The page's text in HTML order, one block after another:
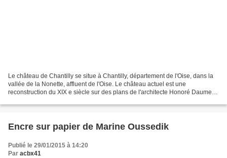
Le château de Chantilly se situe à Chantilly, département de l'Oise, dans la
vallée de la Nonette, affluent de l'Oise. Le château actuel est une
reconstruction du XIX e siècle sur des plans de l'architecte Honoré Daumet
Encre sur papier de Marine Oussedik
Publié le 29/01/2015 à 14:20
Par acbx41